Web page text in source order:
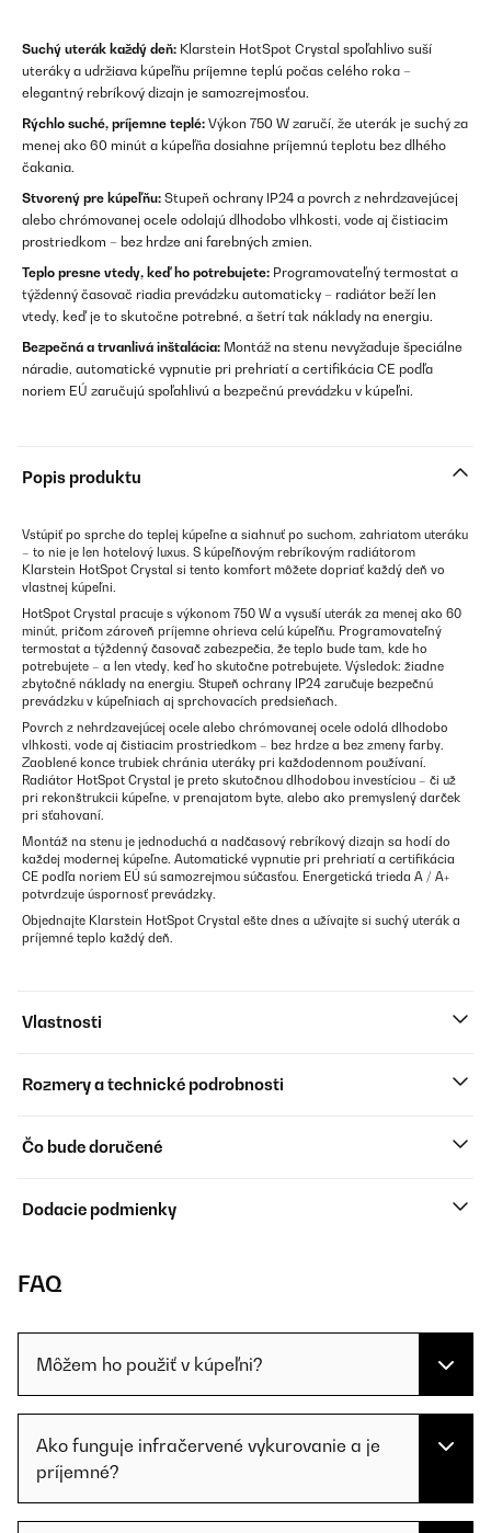
Suchý uterák každý deň: Klarstein HotSpot Crystal spoľahlivo suší
uteráky a udržiava kúpeľňu príjemne teplú počas celého roka –
elegantný rebríkový dizajn je samozrejmosťou.
Rýchlo suché, príjemne teplé: Výkon 750 W zaručí, že uterák je suchý za
menej ako 60 minút a kúpeľňa dosiahne príjemnú teplotu bez dlhého
čakania.
Stvorený pre kúpeľňu: Stupeň ochrany IP24 a povrch z nehrdzavejúcej
alebo chrómovanej ocele odolajú dlhodobo vlhkosti, vode aj čistiacim
prostriedkom – bez hrdze ani farebných zmien.
Teplo presne vtedy, keď ho potrebujete: Programovateľný termostat a
týždenný časovač riadia prevádzku automaticky – radiátor beží len
vtedy, keď je to skutočne potrebné, a šetrí tak náklady na energiu.
Bezpečná a trvanlivá inštalácia: Montáž na stenu nevyžaduje špeciálne
náradie, automatické vypnutie pri prehriatí a certifikácia CE podľa
noriem EÚ zaručujú spoľahlivú a bezpečnú prevádzku v kúpeľni.
Popis produktu
Vstúpiť po sprche do teplej kúpeľne a siahnuť po suchom, zahriatom uteráku
– to nie je len hotelový luxus. S kúpeľňovým rebríkovým radiátorom
Klarstein HotSpot Crystal si tento komfort môžete dopriať každý deň vo
vlastnej kúpeľni.
HotSpot Crystal pracuje s výkonom 750 W a vysuší uterák za menej ako 60
minút, pričom zároveň príjemne ohrieva celú kúpeľňu. Programovateľný
termostat a týždenný časovač zabezpečia, že teplo bude tam, kde ho
potrebujete – a len vtedy, keď ho skutočne potrebujete. Výsledok: žiadne
zbytočné náklady na energiu. Stupeň ochrany IP24 zaručuje bezpečnú
prevádzku v kúpeľniach aj sprchovacích predsieňach.
Povrch z nehrdzavejúcej ocele alebo chrómovanej ocele odolá dlhodobo
vlhkosti, vode aj čistiacim prostriedkom – bez hrdze a bez zmeny farby.
Zaoblené konce trubiek chránia uteráky pri každodennom používaní.
Radiátor HotSpot Crystal je preto skutočnou dlhodobou investíciou – či už
pri rekonštrukcii kúpeľne, v prenajatom byte, alebo ako premyslený darček
pri sťahovaní.
Montáž na stenu je jednoduchá a nadčasový rebríkový dizajn sa hodí do
každej modernej kúpeľne. Automatické vypnutie pri prehriatí a certifikácia
CE podľa noriem EÚ sú samozrejmou súčasťou. Energetická trieda A / A+
potvrdzuje úspornosť prevádzky.
Objednajte Klarstein HotSpot Crystal ešte dnes a užívajte si suchý uterák a
príjemné teplo každý deň.
Vlastnosti
Rozmery a technické podrobnosti
Čo bude doručené
Dodacie podmienky
FAQ
Môžem ho použiť v kúpeľni?
Ako funguje infračervené vykurovanie a je
príjemné?